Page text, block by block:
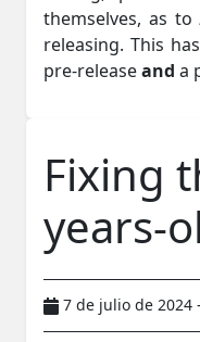
themselves, as to
releasing. This
pre-releaseand a
Fixing
years-
7 de julio de 2024